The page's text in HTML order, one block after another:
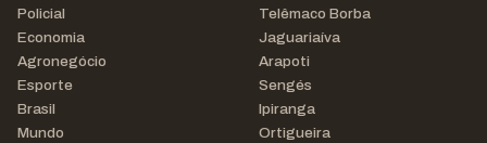
Policial
Economia
Agronegócio
Esporte
Brasil
Mundo
Telêmaco Borba
Jaguariaíva
Arapoti
Sengés
Ipiranga
Ortigueira